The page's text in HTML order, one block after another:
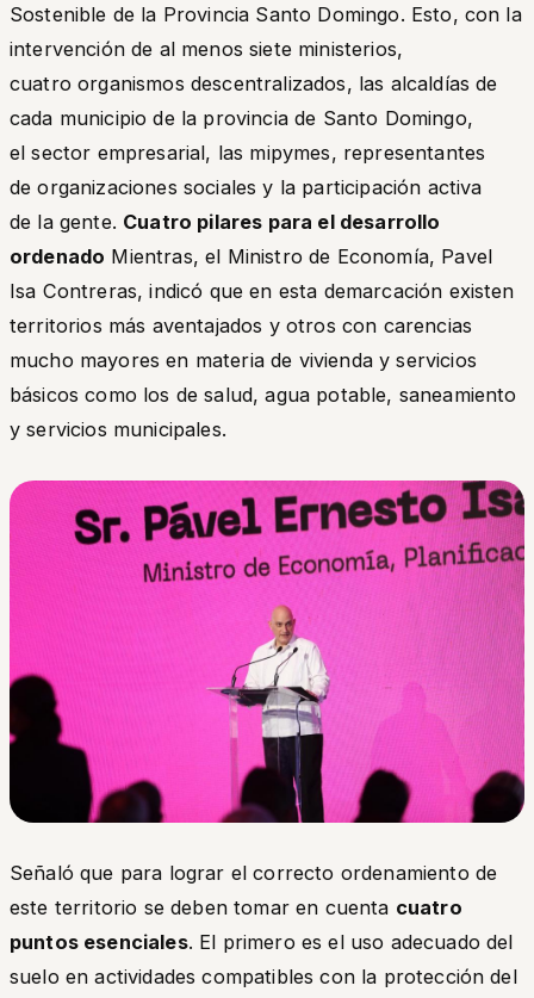
Sostenible de la Provincia Santo Domingo. Esto, con la
intervención de al menos siete ministerios,
cuatro organismos descentralizados, las alcaldías de
cada municipio de la provincia de Santo Domingo,
el sector empresarial, las mipymes, representantes
de organizaciones sociales y la participación activa
de la gente. Cuatro pilares para el desarrollo
ordenado Mientras, el Ministro de Economía, Pavel
Isa Contreras, indicó que en esta demarcación existen
territorios más aventajados y otros con carencias
mucho mayores en materia de vivienda y servicios
básicos como los de salud, agua potable, saneamiento
y servicios municipales.
Señaló que para lograr el correcto ordenamiento de
este territorio se deben tomar en cuenta cuatro
puntos esenciales. El primero es el uso adecuado del
suelo en actividades compatibles con la protección del